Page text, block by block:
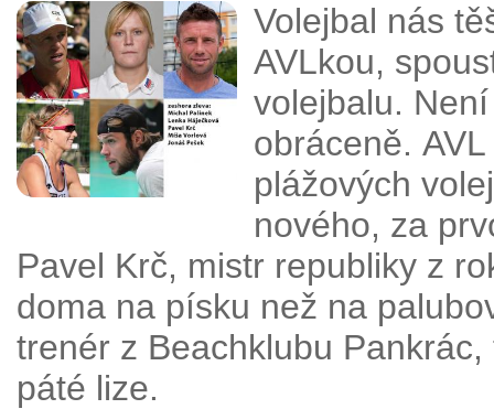
Volejbal nás
AVLkou,
volejbalu.
obráceně.
plážových
nového, za
Pavel Krč, mistr republiky z
doma na písku než na
trenér z Beachklubu
páté lize.